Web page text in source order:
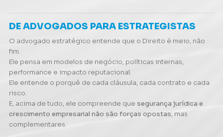
DE ADVOGADOS PARA ESTRATEGISTAS
O advogado estratégico entende que o Direito é meio, não
fim.
Ele pensa em modelos de negócio, políticas internas,
performance e impacto reputacional.
Ele entende o porquê de cada cláusula, cada contrato e cada
risco.
E, acima de tudo, ele compreende que segurança jurídica e
crescimento empresarial não são forças opostas, mas
complementares.